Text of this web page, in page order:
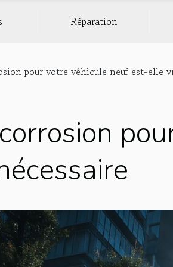
Réparation
pour votre véhicule neuf est-elle